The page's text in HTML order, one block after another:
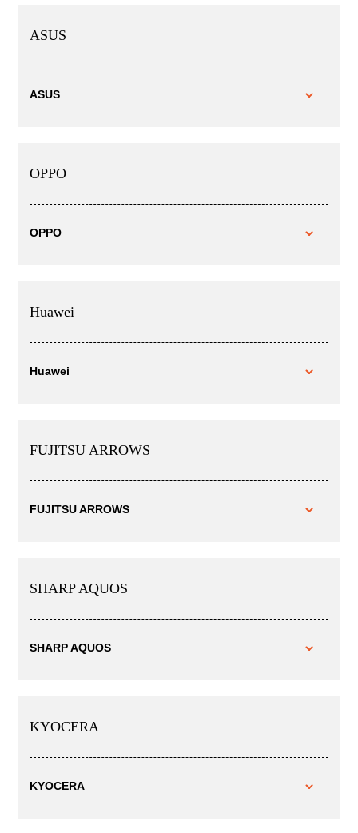
ASUS
ASUS
OPPO
OPPO
Huawei
Huawei
FUJITSU ARROWS
FUJITSU ARROWS
SHARP AQUOS
SHARP AQUOS
KYOCERA
KYOCERA